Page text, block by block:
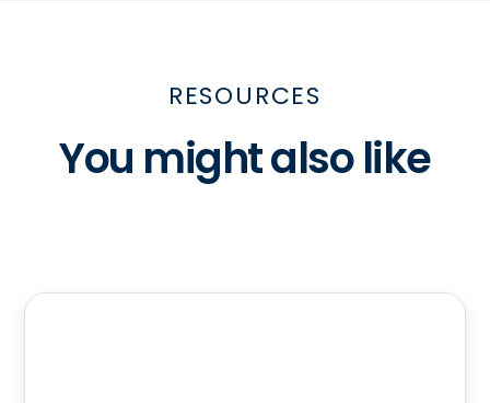
RESOURCES
You might also like